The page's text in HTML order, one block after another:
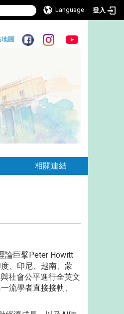
Language 登入
圖
相關連結
論巨擘Peter Howitt
、印尼、越南、蒙
社會公平進行全英文
流學者直接接軌、